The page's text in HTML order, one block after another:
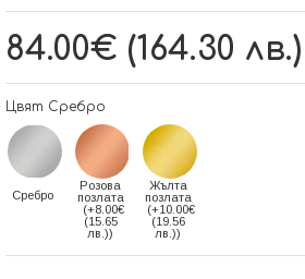
84.00€ (164.30 лв.)
Цвят Сребро
Сребро
Розова
позлата
(+8.00€
(15.65
лв.))
Жълта
позлата
(+10.00€
(19.56
лв.))